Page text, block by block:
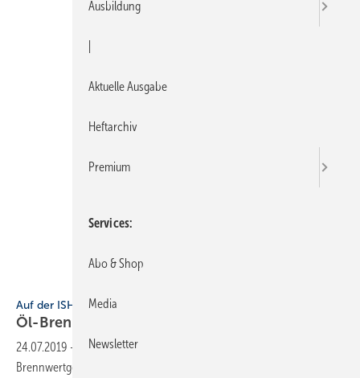
Auf der ISH entdeckt
Öl-Brennwertgerät der nächsten
24.07.2019 -
Im Jahr 2008 stellte Wolf erstmals das Öl-
Brennwertgerät COB vor. Und bereits wenige Wochen nach
Ausbildung
Aktuelle Ausgabe
Heftarchiv
Premium
Services
Abo & Shop
Media
Newsletter